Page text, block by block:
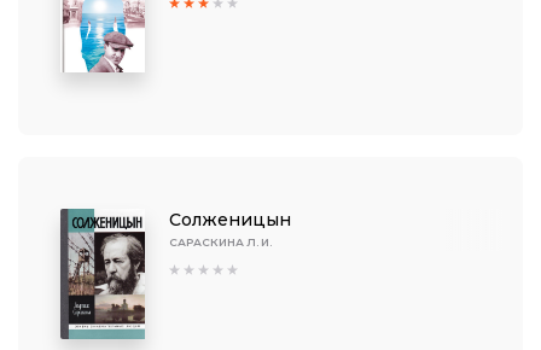
Солженицын
САРАСКИНА Л. И.